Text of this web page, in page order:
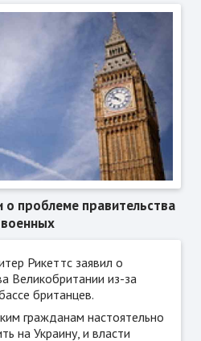
о проблеме правительства
Рикеттс заявил о
Великобритании из-за
британцев.
гражданам настоятельно
на Украину, и власти